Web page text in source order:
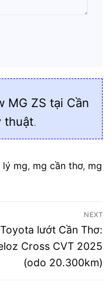
MG ZS tại Cần
thuật.
lý mg, mg cần thơ, mg
NEXT
Next
post:
Toyota lướt Cần Thơ:
Cross CVT 2025
(odo 20.300km)